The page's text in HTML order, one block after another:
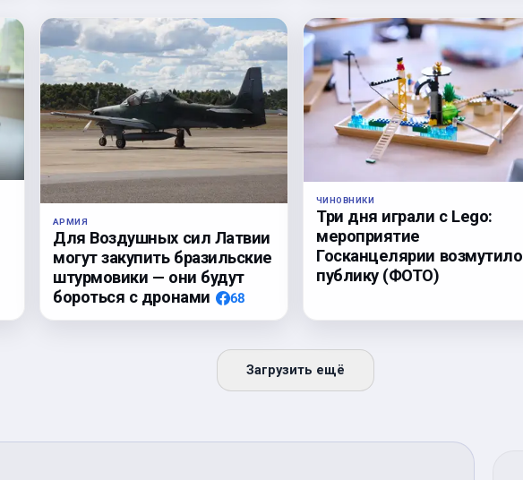
АРМИЯ
Для Воздушных сил Латвии
могут закупить бразильские
штурмовики — они будут
бороться с дронами
68
ЧИНОВНИКИ
Три дня играли с Lego:
мероприятие
Госканцелярии возмутило
публику (ФОТО)
Загрузить ещё